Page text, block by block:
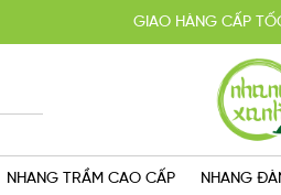
HOÀN TIỀN 100% KHI SẢN
MÃI MUA 2 TẶNG 1, MIỄN PHÍ
GIAO HÀNG CẤP
NHANG TRẦM CAO CẤP NHANG